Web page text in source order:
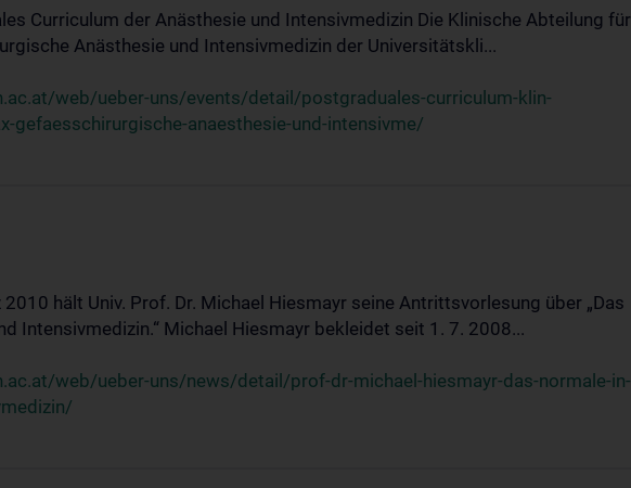
Curriculum der Anästhesie und Intensivmedizin Die Klinische Abteilung für
Anästhesie und Intensivmedizin der Universitätskli...
web/ueber-uns/events/detail/postgraduales-curriculum-klin-
gefaesschirurgische-anaesthesie-und-intensivme/
hält Univ. Prof. Dr. Michael Hiesmayr seine Antrittsvorlesung über „Das
Intensivmedizin.“ Michael Hiesmayr bekleidet seit 1. 7. 2008...
web/ueber-uns/news/detail/prof-dr-michael-hiesmayr-das-normale-in-